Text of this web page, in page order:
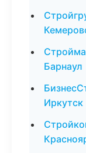
Барнаул
Иркутск